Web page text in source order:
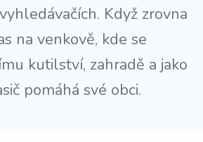
Když zrovna
na venkově, kde se
kutilství, zahradě a jako
pomáhá své obci.